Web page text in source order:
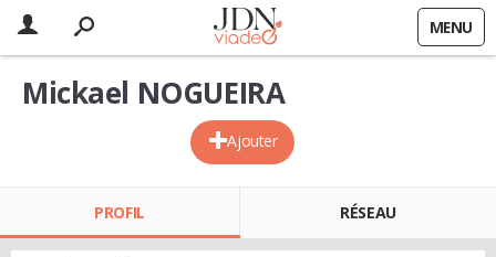
MENU
Ajouter
Mickael NOGUEIRA
PROFIL RÉSEAU